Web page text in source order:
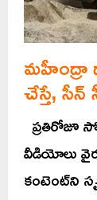
మహీంద్రా
చేస్తే,
ప్రతిరోజూ
వీడియోలు
కంటెంట్‌ని